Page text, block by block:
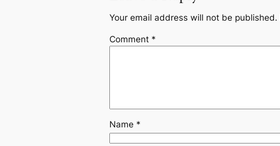
Your email address will not be published.
Comment *
Name *